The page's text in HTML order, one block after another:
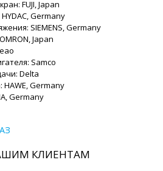
FUJI, Japan
Germany
SIEMENS, Germany
Japan
Samco
Delta
HAWE, Germany
Germany
КЛИЕНТАМ